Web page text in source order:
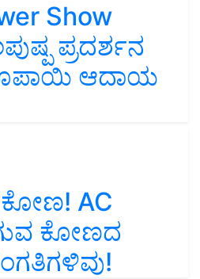
Show
ಪ್ರದರ್ಶನ
ಆದಾಯ
AC
ಕೋಣದ